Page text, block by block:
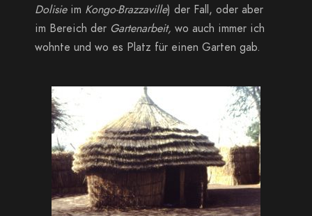
Dolisieim Kongo-Brazzaville) der Fall, oder aber
im Bereich der Gartenarbeit, wo auch immer ich
wohnte und wo es Platz für einen Garten gab.